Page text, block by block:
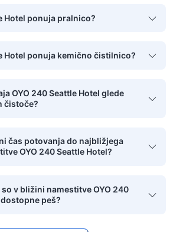
Hotel ponuja pralnico?
Hotel ponuja kemično čistilnico?
OYO 240 Seattle Hotel glede
čistoče?
čas potovanja do najbližjega
OYO 240 Seattle Hotel?
v bližini namestitve OYO 240
peš?